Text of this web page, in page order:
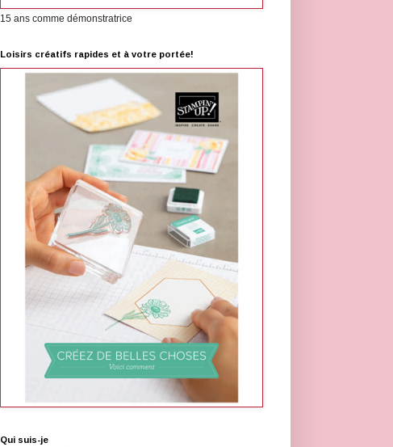
15 ans comme démonstratrice
Loisirs créatifs rapides et à votre portée!
Qui suis-je